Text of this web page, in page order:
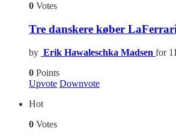
0 Votes
Tre danskere køber LaFerrari
by Erik Hawaleschka Madsen for
0 Points
Upvote Downvote
Hot
0 Votes